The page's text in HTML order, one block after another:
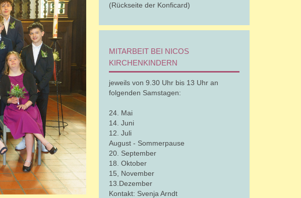
(Rückseite der Konficard)
MITARBEIT BEI NICOS
KIRCHENKINDERN
jeweils von 9.30 Uhr bis 13 Uhr an
folgenden Samstagen:
24. Mai
14. Juni
12. Juli
August - Sommerpause
20. September
18. Oktober
15, November
13.Dezember
Kontakt: Svenja Arndt